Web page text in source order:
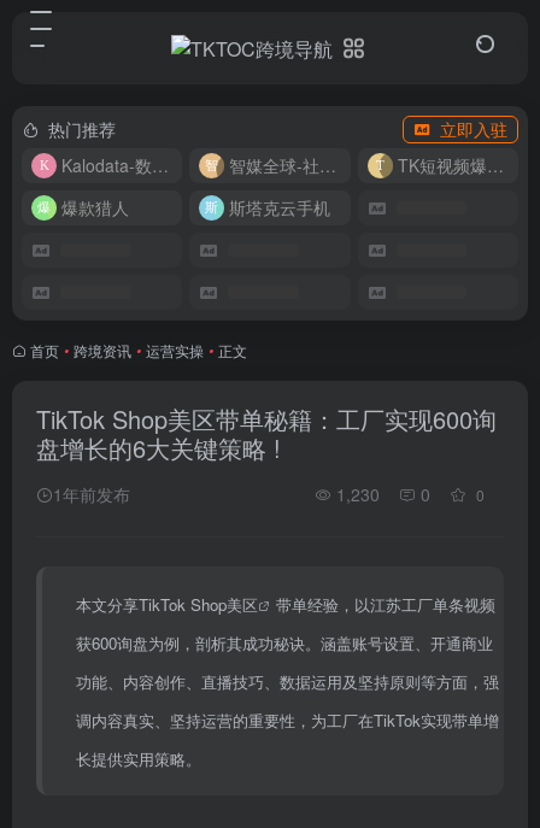
热门推荐
立即入驻
Kalodata-数据分析平台
智媒全球-社媒管理平台
TK短视频爆款复刻
爆款猎人
斯塔克云手机
首页 • 跨境资讯 • 运营实操 • 正文
TikTok Shop美区带单秘籍：工厂实现600询
盘增长的6大关键策略 !
1年前发布 1,230 0 0
本文分享TikTok Shop美区
带单经验，以江苏工厂单条视频
获600询盘为例，剖析其成功秘诀。涵盖账号设置、开通商业
功能、内容创作、直播技巧、数据运用及坚持原则等方面，强
调内容真实、坚持运营的重要性，为工厂在TikTok实现带单增
长提供实用策略。